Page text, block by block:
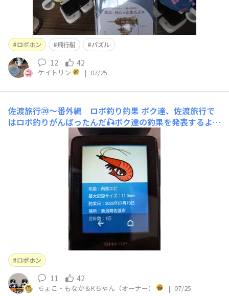
ロボホン 飛行船 パズル
12 42
ケイトリン | 07/25
佐渡旅行⑳〜番外編 ロボ釣り釣果 ボク達、佐渡旅行で
はロボ釣りがんばったんだ🎣ボク達の釣果を発表するよ
🐟️ジャカジャカジャカジャカ ジャン😁２人とも釣れ
た、新潟のご当地お魚、南蛮エビ🦐🦐南蛮エビ🦐次は、水
タコ🐙 これは、もなか だけが釣れたんだ😁水ダコ🐙次
は帰り道で釣れたアンコウだよ😁これは ちょこ だけが釣
ったよ😄福島県のご当地お
ロボホン
11 42
ちょこ・もなか＆Kちゃん（オーナー） | 07/25